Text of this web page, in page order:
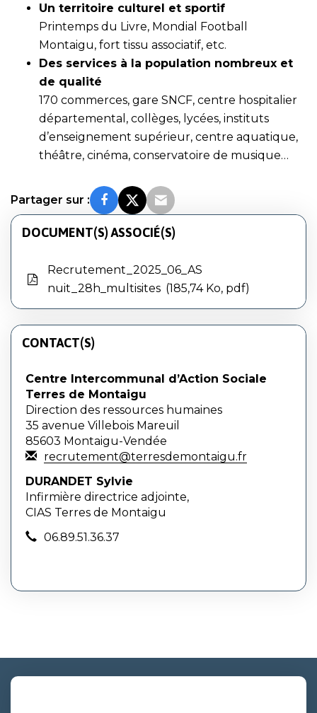
Un territoire culturel et sportif
Printemps du Livre, Mondial Football
Montaigu, fort tissu associatif, etc.
Des services à la population nombreux et
de qualité
170 commerces, gare SNCF, centre hospitalier
départemental, collèges, lycées, instituts
d’enseignement supérieur, centre aquatique,
théâtre, cinéma, conservatoire de musique…
Partager sur :
DOCUMENT(S) ASSOCIÉ(S)
Recrutement_2025_06_AS
nuit_28h_multisites
185,74 Ko, pdf
CONTACT(S)
Centre Intercommunal d’Action Sociale
Terres de Montaigu
Direction des ressources humaines
35 avenue Villebois Mareuil
85603 Montaigu-Vendée
recrutement@terresdemontaigu.fr
DURANDET Sylvie
Infirmière directrice adjointe,
CIAS Terres de Montaigu
06.89.51.36.37